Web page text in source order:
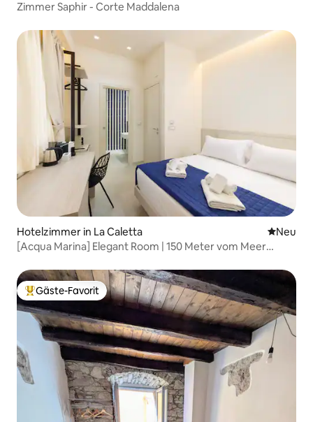
Zimmer Saphir - Corte Maddalena
Hotelzimmer in La Caletta Neue
Neu
[Acqua Marina] Elegant Room | 150 Meter vom Meer
Beliebter Gäste-Favorit.
Gäste-Favorit